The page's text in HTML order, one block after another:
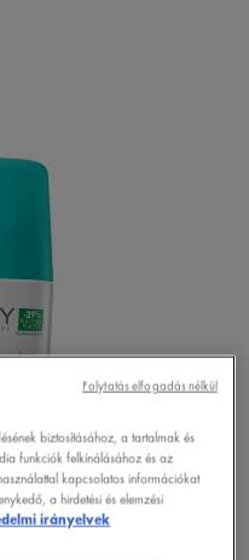
biztosításához, a tartalmak és
funkciók felkínálásához és az
kapcsolatos információkat
a hirdetési és elemzési
irányelvek
Folytatás elfogadás nélkül